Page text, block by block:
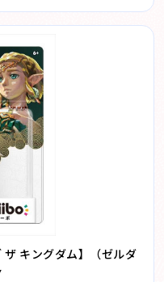
キングダム】（ゼルダ